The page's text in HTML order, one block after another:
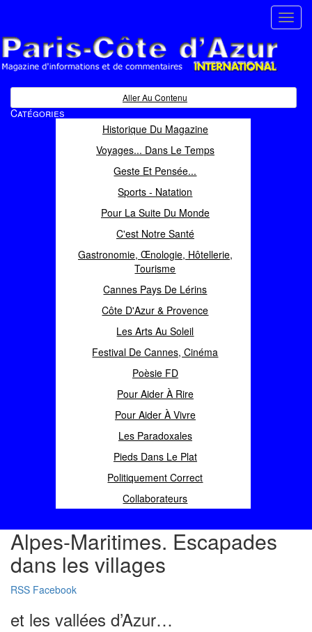
Magazine d'informations et de commentaires
Aller Au Contenu
Catégories
Historique Du Magazine
Voyages... Dans Le Temps
Geste Et Pensée...
Sports - Natation
Pour La Suite Du Monde
C'est Notre Santé
Gastronomie, Œnologie, Hôtellerie,
Tourisme
Cannes Pays De Lérins
Côte D'Azur & Provence
Les Arts Au Soleil
Festival De Cannes, Cinéma
Poèsie FD
Pour Aider À Rire
Pour Aider À Vivre
Les Paradoxales
Pieds Dans Le Plat
Politiquement Correct
Collaborateurs
Alpes-Maritimes. Escapades
dans les villages
RSS Facebook
et les vallées d’Azur…